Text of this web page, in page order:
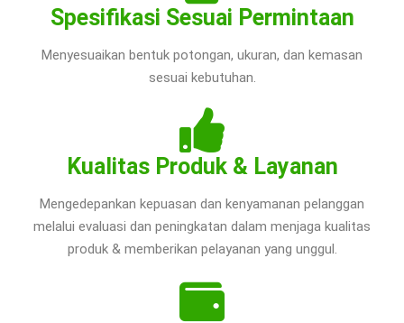
Spesifikasi Sesuai Permintaan
Menyesuaikan bentuk potongan, ukuran, dan kemasan
sesuai kebutuhan.
Kualitas Produk & Layanan
Mengedepankan kepuasan dan kenyamanan pelanggan
melalui evaluasi dan peningkatan dalam menjaga kualitas
produk & memberikan pelayanan yang unggul.